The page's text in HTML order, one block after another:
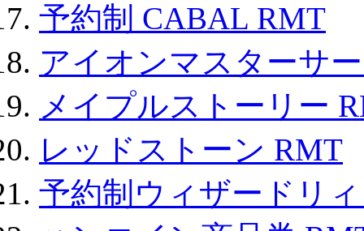
予約制 CABAL RMT
アイオンマスターサ
メイプルストーリー
レッドストーン RMT
予約制ウィザードリ